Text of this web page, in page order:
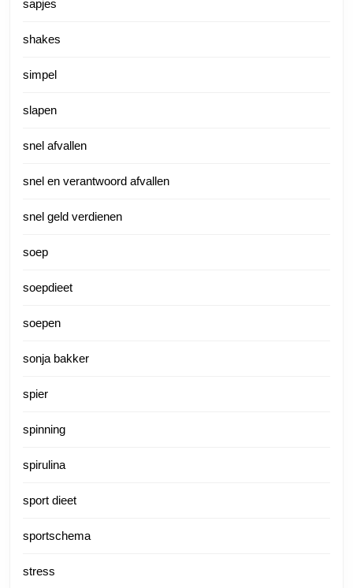
sapjes
shakes
simpel
slapen
snel afvallen
snel en verantwoord afvallen
snel geld verdienen
soep
soepdieet
soepen
sonja bakker
spier
spinning
spirulina
sport dieet
sportschema
stress